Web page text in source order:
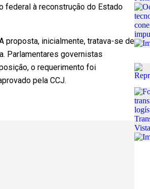
federal à reconstrução do Estado
proposta, inicialmente, tratava-se de
Parlamentares governistas
o requerimento foi
pela CCJ.